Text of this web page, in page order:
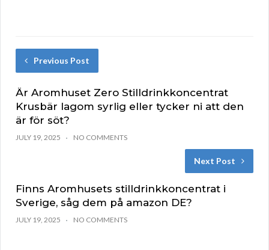
Previous Post
Är Aromhuset Zero Stilldrinkkoncentrat
Krusbär lagom syrlig eller tycker ni att den
är för söt?
JULY 19, 2025 NO COMMENTS
Next Post
Finns Aromhusets stilldrinkkoncentrat i
Sverige, såg dem på amazon DE?
JULY 19, 2025 NO COMMENTS